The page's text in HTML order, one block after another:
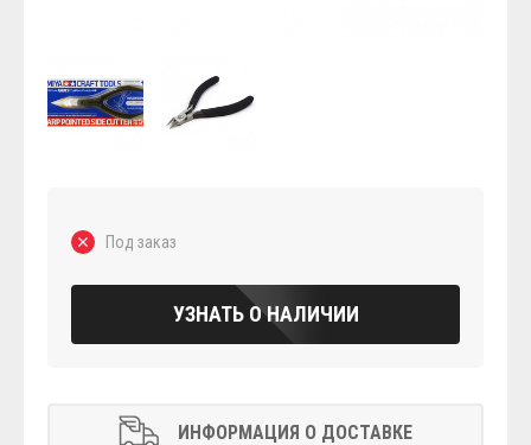
Под заказ
УЗНАТЬ О НАЛИЧИИ
ИНФОРМАЦИЯ О ДОСТАВКЕ